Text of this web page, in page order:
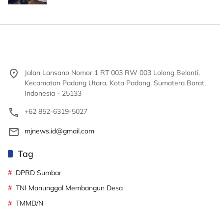
Jalan Lansano Nomor 1 RT 003 RW 003 Lolong Belanti,
Kecamatan Padang Utara, Kota Padang, Sumatera Barat,
Indonesia - 25133
+62 852-6319-5027
mjnews.id@gmail.com
Tag
DPRD Sumbar
TNI Manunggal Membangun Desa
TMMD/N